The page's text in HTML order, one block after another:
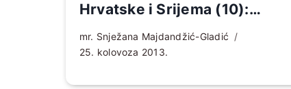
Hrvatske i Srijema (10):
Ophodi
mr. Snježana Majdandžić-Gladić
25. kolovoza 2013.